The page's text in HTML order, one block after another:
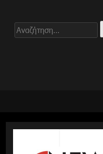
Αναζήτηση
για: